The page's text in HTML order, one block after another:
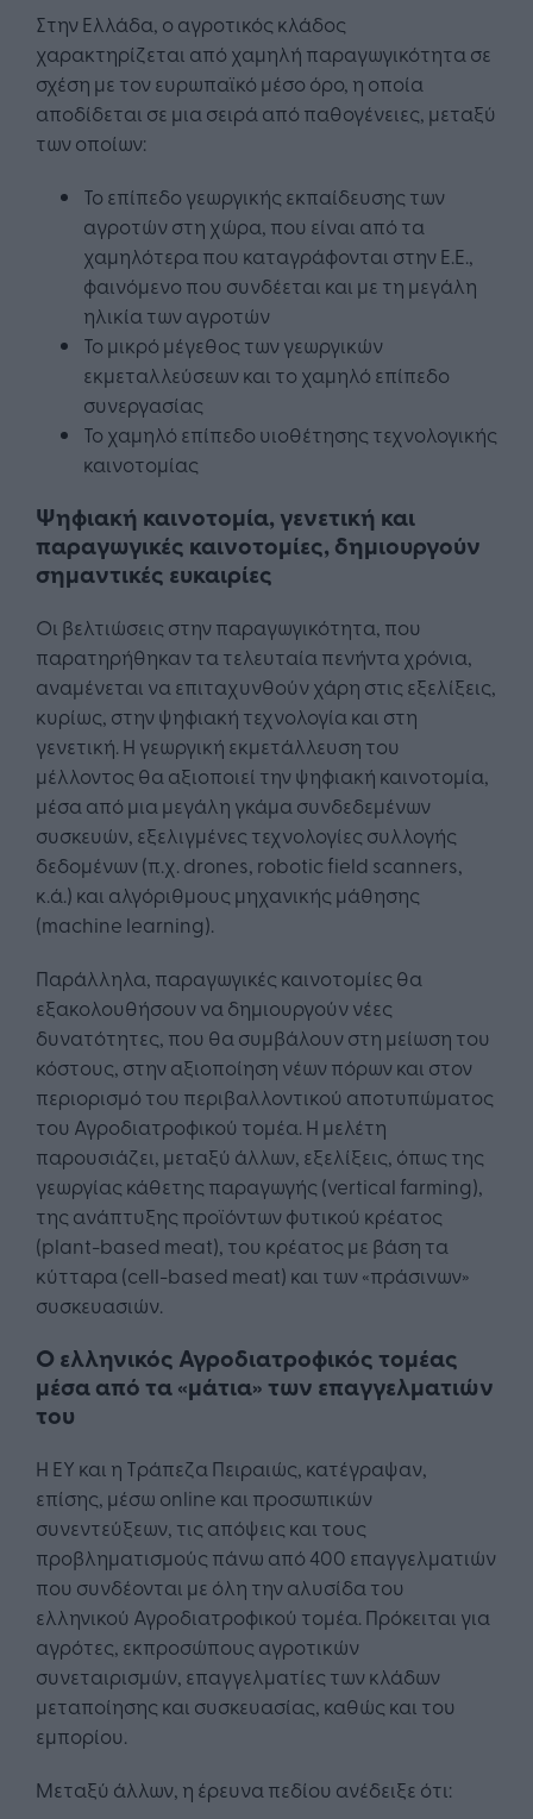
Στην Ελλάδα, ο αγροτικός κλάδος
χαρακτηρίζεται από χαμηλή παραγωγικότητα σε
σχέση με τον ευρωπαϊκό μέσο όρο, η οποία
αποδίδεται σε μια σειρά από παθογένειες, μεταξύ
των οποίων:
Το επίπεδο γεωργικής εκπαίδευσης των
αγροτών στη χώρα, που είναι από τα
χαμηλότερα που καταγράφονται στην Ε.Ε.,
φαινόμενο που συνδέεται και με τη μεγάλη
ηλικία των αγροτών
Το μικρό μέγεθος των γεωργικών
εκμεταλλεύσεων και το χαμηλό επίπεδο
συνεργασίας
Το χαμηλό επίπεδο υιοθέτησης τεχνολογικής
καινοτομίας
Ψηφιακή καινοτομία, γενετική και
παραγωγικές καινοτομίες, δημιουργούν
σημαντικές ευκαιρίες
Οι βελτιώσεις στην παραγωγικότητα, που
παρατηρήθηκαν τα τελευταία πενήντα χρόνια,
αναμένεται να επιταχυνθούν χάρη στις εξελίξεις,
κυρίως, στην ψηφιακή τεχνολογία και στη
γενετική. Η γεωργική εκμετάλλευση του
μέλλοντος θα αξιοποιεί την ψηφιακή καινοτομία,
μέσα από μια μεγάλη γκάμα συνδεδεμένων
συσκευών, εξελιγμένες τεχνολογίες συλλογής
δεδομένων (π.χ. drones, robotic field scanners,
κ.ά.) και αλγόριθμους μηχανικής μάθησης
(machine learning).
Παράλληλα, παραγωγικές καινοτομίες θα
εξακολουθήσουν να δημιουργούν νέες
δυνατότητες, που θα συμβάλουν στη μείωση του
κόστους, στην αξιοποίηση νέων πόρων και στον
περιορισμό του περιβαλλοντικού αποτυπώματος
του Αγροδιατροφικού τομέα. Η μελέτη
παρουσιάζει, μεταξύ άλλων, εξελίξεις, όπως της
γεωργίας κάθετης παραγωγής (vertical farming),
της ανάπτυξης προϊόντων φυτικού κρέατος
(plant-based meat), του κρέατος με βάση τα
κύτταρα (cell-based meat) και των «πράσινων»
συσκευασιών.
Ο ελληνικός Αγροδιατροφικός τομέας
μέσα από τα «μάτια» των επαγγελματιών
του
Η EY και η Τράπεζα Πειραιώς, κατέγραψαν,
επίσης, μέσω online και προσωπικών
συνεντεύξεων, τις απόψεις και τους
προβληματισμούς πάνω από 400 επαγγελματιών
που συνδέονται με όλη την αλυσίδα του
ελληνικού Αγροδιατροφικού τομέα. Πρόκειται για
αγρότες, εκπροσώπους αγροτικών
συνεταιρισμών, επαγγελματίες των κλάδων
μεταποίησης και συσκευασίας, καθώς και του
εμπορίου.
Μεταξύ άλλων, η έρευνα πεδίου ανέδειξε ότι: